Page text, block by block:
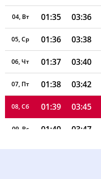
04, Вт 01:35 03:36
05, Ср 01:36 03:38
06, Чт 01:37 03:40
07, Пт 01:38 03:42
08, Сб 01:39 03:45
09, Вс 01:40 03:47
10, Пн 01:41 03:49